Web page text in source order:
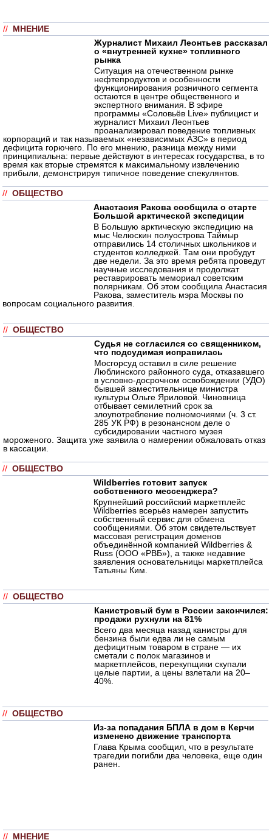
// МНЕНИЕ
Журналист Михаил Леонтьев рассказал
о «внутренней кухне» топливного
рынка
Ситуация на отечественном рынке
нефтепродуктов и особенности
функционирования розничного сегмента
остаются в центре общественного и
экспертного внимания. В эфире
программы «Соловьёв Live» публицист и
журналист Михаил Леонтьев
проанализировал поведение топливных
корпораций и так называемых «независимых АЗС» в период
дефицита горючего. По его мнению, разница между ними
принципиальна: первые действуют в интересах государства, в то
время как вторые стремятся к максимальному извлечению
прибыли, демонстрируя типичное поведение спекулянтов.
// ОБЩЕСТВО
Анастасия Ракова сообщила о старте
Большой арктической экспедиции
В Большую арктическую экспедицию на
мыс Челюскин полуострова Таймыр
отправились 14 столичных школьников и
студентов колледжей. Там они пробудут
две недели. За это время ребята проведут
научные исследования и продолжат
реставрировать мемориал советским
полярникам. Об этом сообщила Анастасия
Ракова, заместитель мэра Москвы по
вопросам социального развития.
// ОБЩЕСТВО
Судья не согласился со священником,
что подсудимая исправилась
Мосгорсуд оставил в силе решение
Люблинского районного суда, отказавшего
в условно-досрочном освобождении (УДО)
бывшей заместительнице министра
культуры Ольге Яриловой. Чиновница
отбывает семилетний срок за
злоупотребление полномочиями (ч. 3 ст.
285 УК РФ) в резонансном деле о
субсидировании частного музея
мороженого. Защита уже заявила о намерении обжаловать отказ
в кассации.
// ОБЩЕСТВО
Wildberries готовит запуск
собственного мессенджера?
Крупнейший российский маркетплейс
Wildberries всерьёз намерен запустить
собственный сервис для обмена
сообщениями. Об этом свидетельствует
массовая регистрация доменов
объединённой компанией Wildberries &
Russ (ООО «РВБ»), а также недавние
заявления основательницы маркетплейса
Татьяны Ким.
// ОБЩЕСТВО
Канистровый бум в России закончился:
продажи рухнули на 81%
Всего два месяца назад канистры для
бензина были едва ли не самым
дефицитным товаром в стране — их
сметали с полок магазинов и
маркетплейсов, перекупщики скупали
целые партии, а цены взлетали на 20–
40%.
// ОБЩЕСТВО
Из-за попадания БПЛА в дом в Керчи
изменено движение транспорта
Глава Крыма сообщил, что в результате
трагедии погибли два человека, еще один
ранен.
// МНЕНИЕ